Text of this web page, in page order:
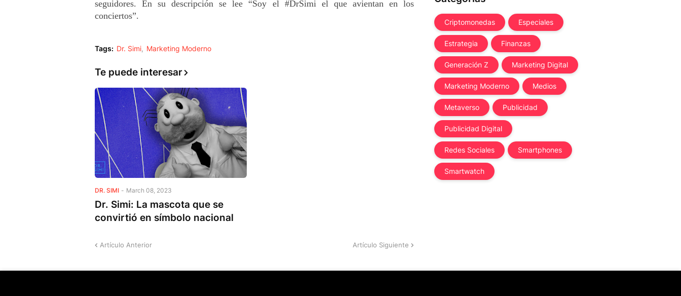
seguidores. En su descripción se lee “Soy el #DrSimi el que avientan en los
conciertos”.
Tags: Dr. Simi Marketing Moderno
Te puede interesar
DR. SIMI - March 08, 2023
Dr. Simi: La mascota que se
convirtió en símbolo nacional
Artículo Anterior Artículo Siguiente
Criptomonedas Especiales
Estrategia Finanzas
Generación Z Marketing Digital
Marketing Moderno Medios
Metaverso Publicidad
Publicidad Digital
Redes Sociales Smartphones
Smartwatch